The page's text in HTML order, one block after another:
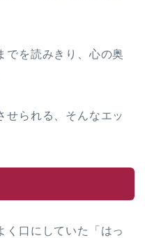
でを読みきり、心の奥
せられる、そんなエッ
く口にしていた「はっ